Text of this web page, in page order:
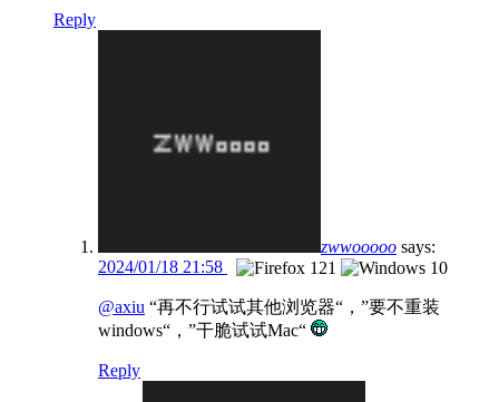
Reply
zwwooooo says:
2024/01/18 21:58
@axiu “再不行试试其他浏览器“，”要不重装
windows“，”干脆试试Mac“
Reply